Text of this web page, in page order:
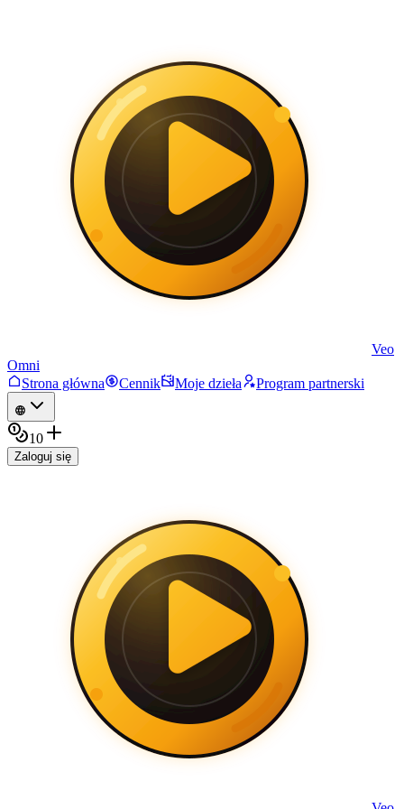
Veo
Omni
Strona główna
Cennik Moje dzieła Program partnerski
10
Zaloguj się